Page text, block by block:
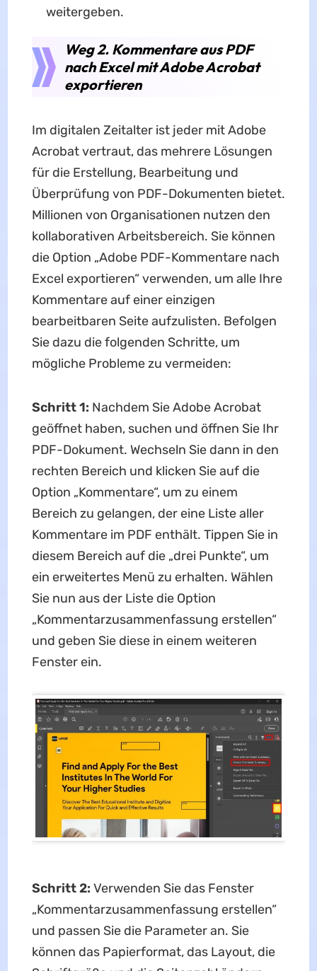
weitergeben.
Weg 2. Kommentare aus PDF
nach Excel mit Adobe Acrobat
exportieren
Im digitalen Zeitalter ist jeder mit Adobe
Acrobat vertraut, das mehrere Lösungen
für die Erstellung, Bearbeitung und
Überprüfung von PDF-Dokumenten bietet.
Millionen von Organisationen nutzen den
kollaborativen Arbeitsbereich. Sie können
die Option „Adobe PDF-Kommentare nach
Excel exportieren“ verwenden, um alle Ihre
Kommentare auf einer einzigen
bearbeitbaren Seite aufzulisten. Befolgen
Sie dazu die folgenden Schritte, um
mögliche Probleme zu vermeiden:
Schritt 1: Nachdem Sie Adobe Acrobat
geöffnet haben, suchen und öffnen Sie Ihr
PDF-Dokument. Wechseln Sie dann in den
rechten Bereich und klicken Sie auf die
Option „Kommentare“, um zu einem
Bereich zu gelangen, der eine Liste aller
Kommentare im PDF enthält. Tippen Sie in
diesem Bereich auf die „drei Punkte“, um
ein erweitertes Menü zu erhalten. Wählen
Sie nun aus der Liste die Option
„Kommentarzusammenfassung erstellen“
und geben Sie diese in einem weiteren
Fenster ein.
Schritt 2: Verwenden Sie das Fenster
„Kommentarzusammenfassung erstellen“
und passen Sie die Parameter an. Sie
können das Papierformat, das Layout, die